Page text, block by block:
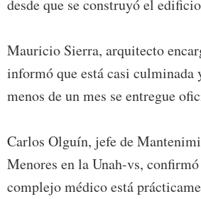
desde que se construyó el
Mauricio Sierra, arquitecto
informó que está casi culminada
menos de un mes se entregue
Carlos Olguín, jefe de
Menores en la Unah-vs,
complejo médico está